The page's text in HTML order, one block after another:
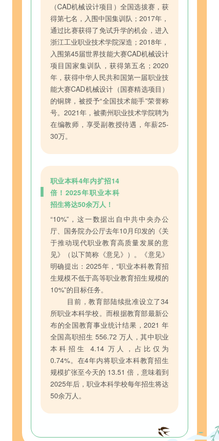
（CAD机械设计项目）全国选拔赛，获
得第七名，入围中国集训队；2017年，
通过比赛获得了免试升学的机会，进入
浙江工业职业技术学院深造；2018年，
入围第45届世界技能大赛CAD机械设计
项目国家集训队，获得第五名；2020
年，获得中华人民共和国第一届职业技
能大赛CAD机械设计（国赛精选项目）
的铜牌，被授予“全国技术能手”荣誉称
号。2021年，被衢州职业技术学院聘为
在编教师，享受副教授待遇，年薪25-
30万。
职业本科4年内扩招14
倍！2025年职业本科
招生将达50余万人！
“10%”，这一数据出自中共中央办公
厅、国务院办公厅去年10月印发的《关
于推动现代职业教育高质量发展的意
见》（以下简称《意见》）。《意见》
明确提出：2025年，“职业本科教育招
生规模不低于高等职业教育招生规模的
10%”的目标任务。
目前，教育部陆续批准设立了34
所职业本科学校。而根据教育部最新公
布的全国教育事业统计结果，2021 年
全国高职招生 556.72 万人，其中职业
本科招生 4.14 万人，占比仅为
0.74%。在4年内将职业本科教育招生
规模扩张至今天的 13.51 倍，意味着到
2025年后，职业本科学校每年招生将达
50余万人。